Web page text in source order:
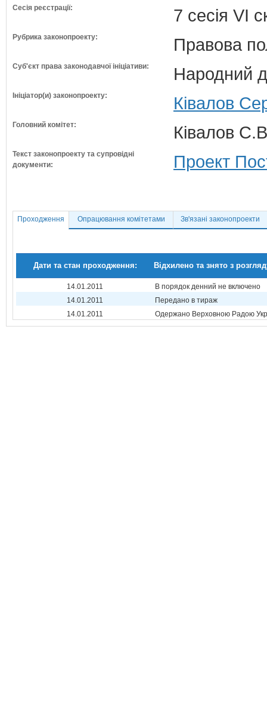
Сесія реєстрації: 7 сесія VI
Рубрика законопроекту: Правова
Суб'єкт права законодавчої ініціативи: Народний
Ініціатор(и) законопроекту: Ківалов
Головний комітет: Ківалов
Текст законопроекту та супровідні
документи:
Проект
Проходження Опрацювання комітетами Зв'язані законопроекти
Дати та стан проходження: Відхилено та знято з
14.01.2011
В порядок денний не включено
14.01.2011
Передано в тираж
14.01.2011
Одержано Верховною Радою